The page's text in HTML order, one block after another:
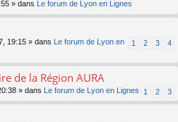
» dans Le forum de Lyon en Lignes
1 2 3 4
19:15 » dans
Le forum de Lyon en
de la Région AURA
1 2 3
» dans Le forum de Lyon en Lignes